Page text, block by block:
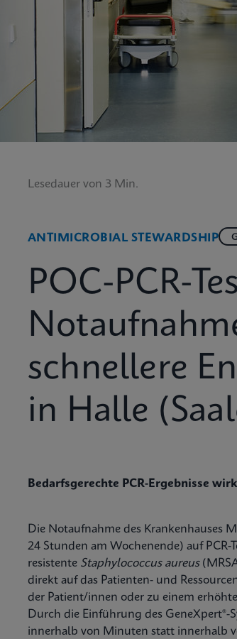
Lesedauer von 3 Min.
ANTIMICROBIAL STEWARDSHIP
POC-PCR-
schnellere
in Halle
Bedarfsgerechte PCR-Ergebnisse
Die Notaufnahme des Krankenhauses
24 Stunden am Wochenende) auf
resistente Staphylococcus aureus
direkt auf das Patienten- und
der Patient/innen oder zu einem
Durch die Einführung des GeneXpert®-
innerhalb von Minuten statt innerhalb